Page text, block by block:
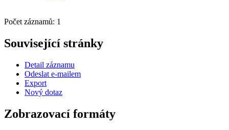
Počet záznamů: 1
Související stránky
Detail záznamu
Odeslat e-mailem
Export
Nový dotaz
Zobrazovací formáty